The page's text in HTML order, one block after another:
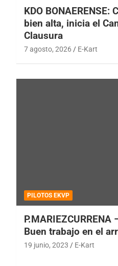
KDO BONAERENSE:
bien alta, inicia el
Clausura
7 agosto, 2026 E-Kart
PILOTOS EKVP
P.MARIEZCURRENA
Buen trabajo en el
19 junio, 2023 E-Kart